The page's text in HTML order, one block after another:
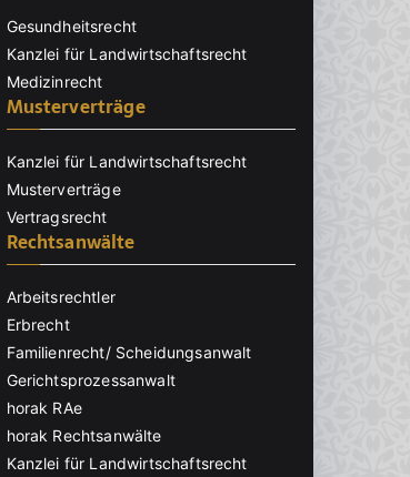
Gesundheitsrecht
Kanzlei für Landwirtschaftsrecht
Medizinrecht
Musterverträge
Kanzlei für Landwirtschaftsrecht
Musterverträge
Vertragsrecht
Rechtsanwälte
Arbeitsrechtler
Erbrecht
Familienrecht/ Scheidungsanwalt
Gerichtsprozessanwalt
horak RAe
horak Rechtsanwälte
Kanzlei für Landwirtschaftsrecht